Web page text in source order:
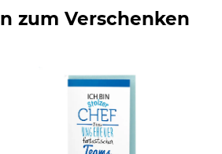
zum Verschenken